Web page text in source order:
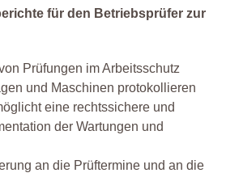
für den Betriebsprüfer zur
Prüfungen im Arbeitsschutz
und Maschinen protokollieren
eine rechtssichere und
der Wartungen und
an die Prüftermine und an die